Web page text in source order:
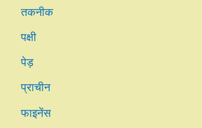
तकनीक
पक्षी
पेड़
प्राचीन
फाइनेंस